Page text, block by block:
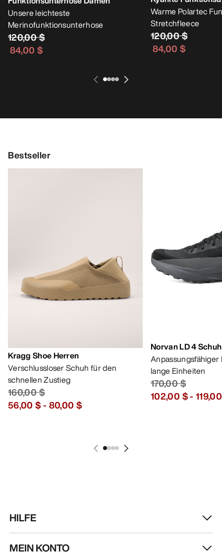
Unsere leichteste
Merinofunktionsunterhose
120,00 $
84,00 $
Warme Polartec
Stretchfleece
120,00 $
84,00 $
Bestseller
Kragg Shoe Herren
Verschlussloser Schuh für den
schnellen Zustieg
160,00 $
56,00 $- 80,00 $
Norvan LD 4
lange Einheiten
170,00 $
102,00 $-
HILFE
MEIN KONTO